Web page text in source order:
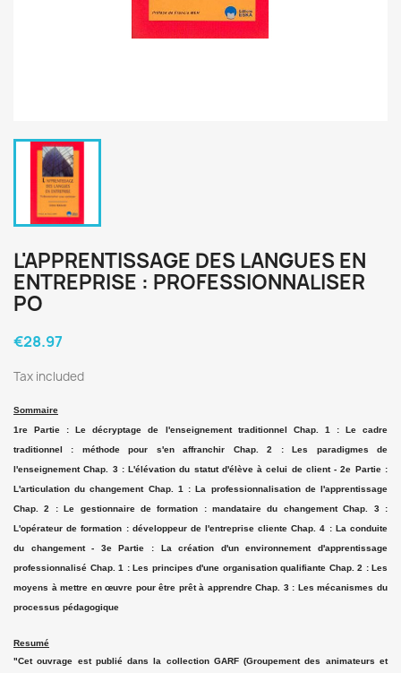
L'APPRENTISSAGE DES LANGUES EN
ENTREPRISE : PROFESSIONNALISER
PO
€28.97
Tax included
Sommaire
1re Partie : Le décryptage de l'enseignement traditionnel Chap. 1 : Le cadre
traditionnel : méthode pour s'en affranchir Chap. 2 : Les paradigmes de
l'enseignement Chap. 3 : L'élévation du statut d'élève à celui de client - 2e Partie :
L'articulation du changement Chap. 1 : La professionnalisation de l'apprentissage
Chap. 2 : Le gestionnaire de formation : mandataire du changement Chap. 3 :
L'opérateur de formation : développeur de l'entreprise cliente Chap. 4 : La conduite
du changement - 3e Partie : La création d'un environnement d'apprentissage
professionnalisé Chap. 1 : Les principes d'une organisation qualifiante Chap. 2 : Les
moyens à mettre en œuvre pour être prêt à apprendre Chap. 3 : Les mécanismes du
processus pédagogique
Resumé
"Cet ouvrage est publié dans la collection GARF (Groupement des animateurs et